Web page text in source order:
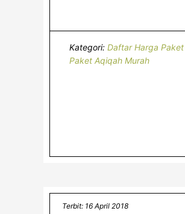
Kategori: Daftar Harga
Paket Aqiqah Murah
Terbit: 16 April 2018